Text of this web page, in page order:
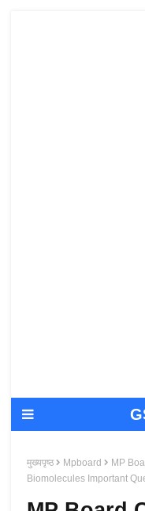
मुख्यपृष्ठ Mpboard
MP
Biomolecules Important